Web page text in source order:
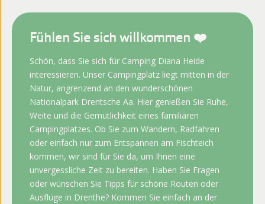
Fühlen Sie sich willkommen ❤️
Schön, dass Sie sich für Camping Diana Heide
interessieren. Unser Campingplatz liegt mitten in der
Natur, angrenzend an den wunderschönen
Nationalpark Drentsche Aa. Hier genießen Sie Ruhe,
Weite und die Gemütlichkeit eines familiären
Campingplatzes. Ob Sie zum Wandern, Radfahren
oder einfach nur zum Entspannen am Fischteich
kommen, wir sind für Sie da, um Ihnen eine
unvergessliche Zeit zu bereiten. Haben Sie Fragen
oder wünschen Sie Tipps für schöne Routen oder
Ausflüge in Drenthe? Kommen Sie einfach an der